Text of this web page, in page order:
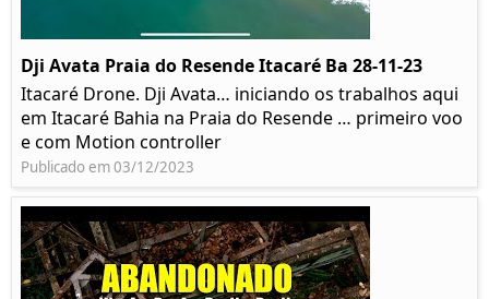
Dji Avata Praia do Resende Itacaré Ba 28-11-23
Itacaré Drone. Dji Avata… iniciando os trabalhos aqui
em Itacaré Bahia na Praia do Resende … primeiro voo
e com Motion controller
Publicado em 03/12/2023